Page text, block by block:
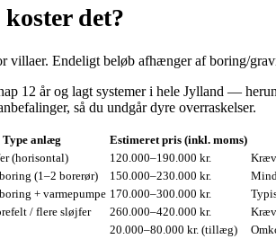
det?
Endeligt beløb afhænger af boring/
12 år og lagt systemer i hele Jylland —
så du undgår dyre overraskelser.
Type anlæg Estimeret pris (inkl. moms)
(horisontal) 120.000–190.000 kr.
(1–2 borerør)
150.000–230.000 kr.
+ varmepumpe 170.000–300.000 kr.
/ flere sløjfer 260.000–420.000 kr.
20.000–80.000 kr. (tillæg)